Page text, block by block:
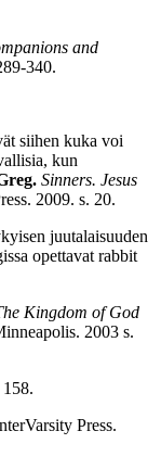
and
340.
siihen kuka voi
kun
Sinners. Jesus
2009. s. 20.
juutalaisuuden
opettavat rabbit
Kingdom of God
2003 s.
158.
Press.